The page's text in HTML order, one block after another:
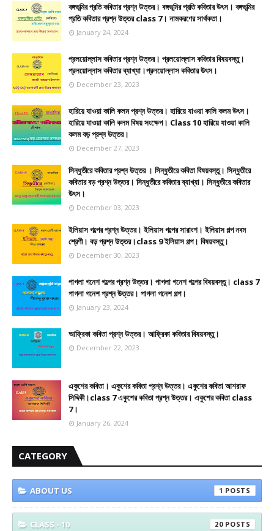
বঙ্গভূমির প্রতি কবিতার প্রশ্ন উত্তর। বঙ্গভূমির প্রতি কবিতার উৎস। বঙ্গভূমির
প্রতি কবিতার প্রশ্ন উত্তর class 7। নামকরণের সার্থকতা।
January 24, 2024
প্রলয়োল্লাস কবিতার প্রশ্ন উত্তর। প্রলয়োল্লাস কবিতার বিষয়বস্তু।
প্রলয়োল্লাস কবিতার ব্যাখ্যা।প্রলয়োল্লাস কবিতার উৎস।
December 23, 2023
হারিয়ে যাওয়া কালি কলম প্রশ্ন উত্তর। হারিয়ে যাওয়া কালি কলম উৎস।
হারিয়ে যাওয়া কালি কলম বিষয় সংক্ষেপ। Class 10 হারিয়ে যাওয়া কালি
কলম বড় প্রশ্ন উত্তর।
December 27, 2023
সিন্ধুতীরে কবিতার প্রশ্ন উত্তর । সিন্ধুতীরে কবিতা বিষয়বস্তু। সিন্ধুতীরে
কবিতার বড় প্রশ্ন উত্তর। সিন্ধুতীরে কবিতার ব্যাখ্যা। সিন্ধুতীরে কবিতার
উৎস।
December 03, 2023
ইলিয়াস গল্পের প্রশ্ন উত্তর। ইলিয়াস গল্পের সারাংশ। ইলিয়াস গল্প নবম
শ্রেণী। বড় প্রশ্ন উত্তর।class 9 ইলিয়াস গল্প। বিষয়বস্তু।
December 30, 2023
পাগলা গনেশ গল্পের প্রশ্ন উত্তর। পাগলা গনেশ গল্পের বিষয়বস্তু। class 7
পাগলা গনেশ প্রশ্ন উত্তর। পাগলা গনেশ গল্প।
January 23, 2024
আফ্রিকা কবিতা প্রশ্ন উত্তর। আফ্রিকা কবিতার বিষয়বস্তু।
December 22, 2023
একুশের কবিতা। একুশের কবিতা প্রশ্ন উত্তর। একুশের কবিতা আশরাফ
সিদ্দিকী।class 7 একুশের কবিতা প্রশ্ন উত্তর। একুশের কবিতা class
7।
January 26, 2024
CATEGORY
ABOUT US 1
CLASS - 10 20